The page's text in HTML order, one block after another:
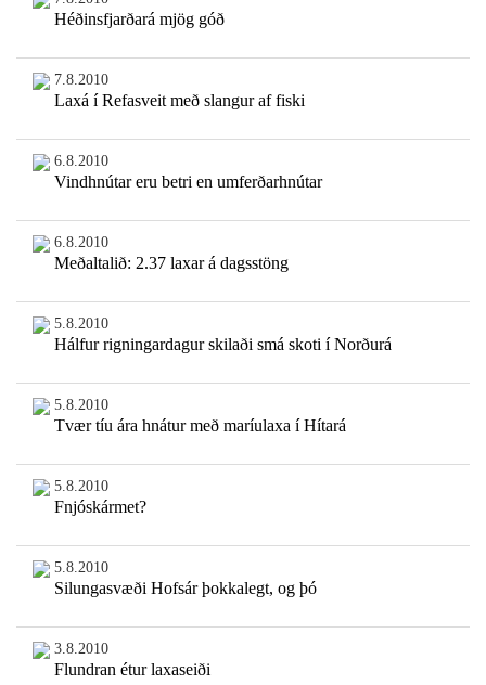
Héðinsfjarðará mjög góð
7.8.2010
Laxá í Refasveit með slangur af fiski
6.8.2010
Vindhnútar eru betri en umferðarhnútar
6.8.2010
Meðaltalið: 2.37 laxar á dagsstöng
5.8.2010
Hálfur rigningardagur skilaði smá skoti í Norðurá
5.8.2010
Tvær tíu ára hnátur með maríulaxa í Hítará
5.8.2010
Fnjóskármet?
5.8.2010
Silungasvæði Hofsár þokkalegt, og þó
3.8.2010
Flundran étur laxaseiði